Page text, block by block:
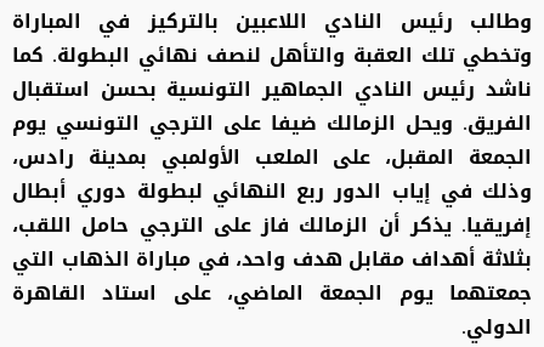
وطالب رئيس النادي اللاعبين بالتركيز في المباراة
وتخطي تلك العقبة والتأهل لنصف نهائي البطولة. كما
ناشد رئيس النادي الجماهير التونسية بحسن استقبال
الفريق. ويحل الزمالك ضيفا على الترجي التونسي يوم
الجمعة المقبل، على الملعب الأولمبي بمدينة رادس،
وذلك في إياب الدور ربع النهائي لبطولة دوري أبطال
إفريقيا. يذكر أن الزمالك فاز على الترجي حامل اللقب،
بثلاثة أهداف مقابل هدف واحد، في مباراة الذهاب التي
جمعتهما يوم الجمعة الماضي، على استاد القاهرة
الدولي.